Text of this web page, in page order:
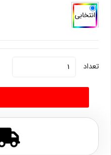
تعداد